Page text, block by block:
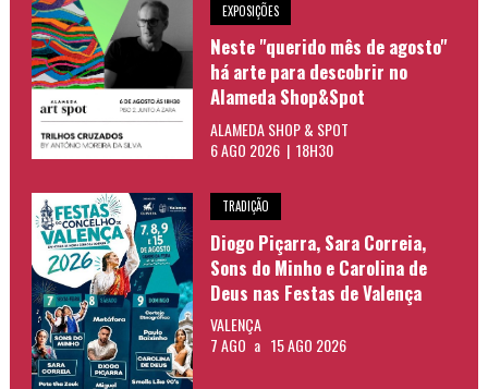
EXPOSIÇÕES
Neste "querido mês de agosto"
há arte para descobrir no
Alameda Shop&Spot
ALAMEDA SHOP & SPOT
6 AGO 2026 | 18H30
TRADIÇÃO
Diogo Piçarra, Sara Correia,
Sons do Minho e Carolina de
Deus nas Festas de Valença
VALENÇA
7 AGO a 15 AGO 2026